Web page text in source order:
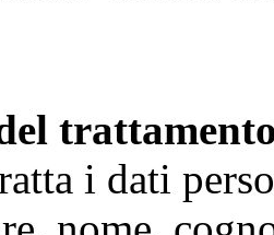
i dati